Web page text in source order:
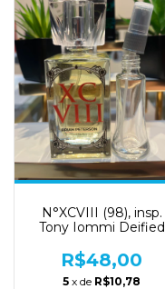
N°XCVIII (98), insp.
Tony Iommi Deified
R$48,00
5 x de R$10,78